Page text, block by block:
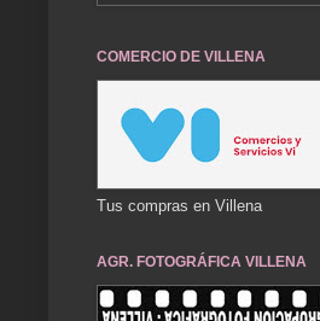
COMERCIO DE VILLENA
Tus compras en Villena
AGR. FOTOGRÁFICA VILLENA